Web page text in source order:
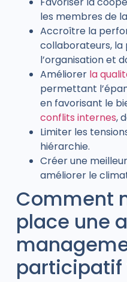
les membres de
Accroître la
collaborateurs,
l’organisation et
Améliorer la
permettant
en favorisant le
conflits internes,
Limiter les
hiérarchie.
Créer une
améliorer le
Comment
place une
participatif